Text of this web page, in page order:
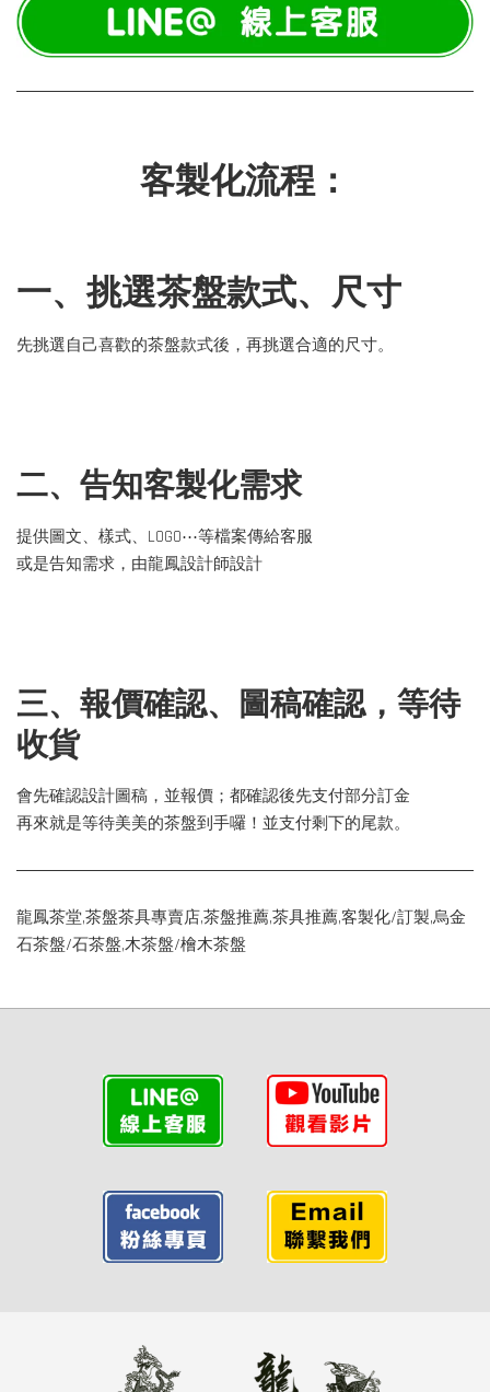
客製化流程：
一、挑選茶盤款式、尺寸
先挑選自己喜歡的茶盤款式後，再挑選合適的尺寸。
二、告知客製化需求
提供圖文、樣式、LOGO⋯等檔案傳給客服
或是告知需求，由龍鳳設計師設計
三、報價確認、圖稿確認，等待
收貨
會先確認設計圖稿，並報價；都確認後先支付部分訂金
再來就是等待美美的茶盤到手囉！並支付剩下的尾款。
龍鳳茶堂,茶盤茶具專賣店,茶盤推薦,茶具推薦,客製化/訂製,烏金
石茶盤/石茶盤,木茶盤/檜木茶盤